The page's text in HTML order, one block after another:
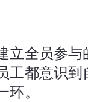
立全员参
工都意识到
。